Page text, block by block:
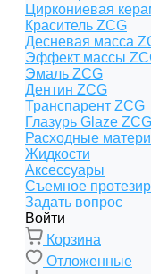
Циркониевая
Краситель ZCG
Десневая масса
Эффект массы
Эмаль ZCG
Дентин ZCG
Транспарент ZCG
Глазурь Glaze ZCG
Расходные
Жидкости
Аксессуары
Съемное
Задать вопрос
Войти
Корзина
Отложенные